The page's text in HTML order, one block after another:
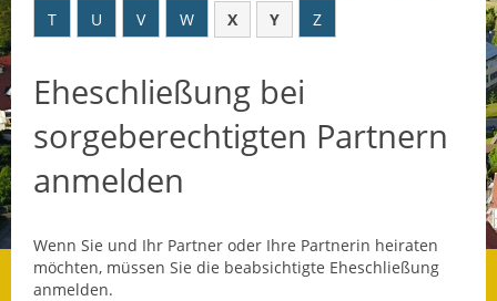
Datenschutz
Datenschutz im
Steueramt
Gebärdensprache
Was die Alten noch
T
U V W X Y Z
Eheschließung bei
sorgeberechtigten Partnern
anmelden
Wenn Sie und Ihr Partner oder Ihre Partnerin heiraten
möchten, müssen Sie die beabsichtigte Eheschließung
anmelden.